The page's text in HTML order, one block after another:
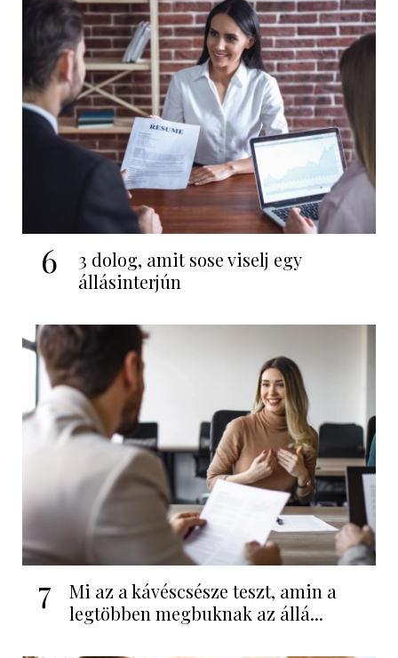
6
3 dolog, amit sose viselj egy
állásinterjún
7
Mi az a kávéscsésze teszt, amin a
legtöbben megbuknak az állá...